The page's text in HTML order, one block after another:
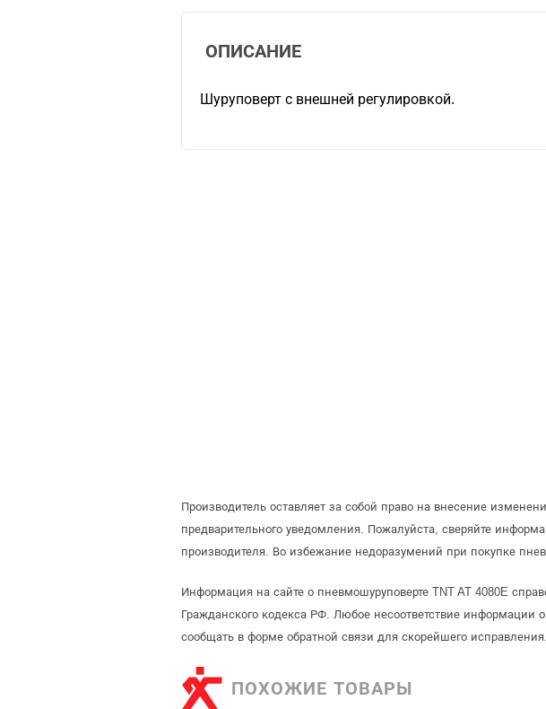
ОПИСАНИЕ
Шуруповерт с внешней регулировкой.
Производитель оставляет за собой право на внесение
предварительного уведомления. Пожалуйста, сверяйте
производителя. Во избежание недоразумений при покупке
Информация на сайте о пневмошуруповерте TNT AT 4080E
Гражданского кодекса РФ. Любое несоответствие информации
сообщать в форме обратной связи для скорейшего исправления.
ПОХОЖИЕ ТОВАРЫ